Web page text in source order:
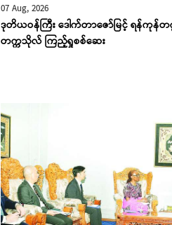
07 Aug, 2026
ဒုတိယဝန်ကြီး ဒေါက်တာဇော်မြင့် ရန်ကုန်
တက္ကသိုလ် ကြည့်ရှုစစ်ဆေး